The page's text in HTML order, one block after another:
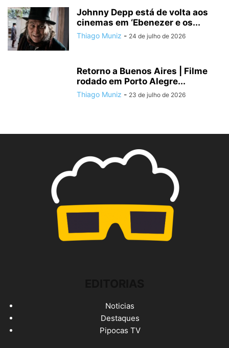
Johnny Depp está de volta aos
cinemas em ‘Ebenezer e os...
Thiago Muniz - 24 de julho de 2026
Retorno a Buenos Aires | Filme
rodado em Porto Alegre...
Thiago Muniz - 23 de julho de 2026
Noticias
Destaques
Pipocas TV